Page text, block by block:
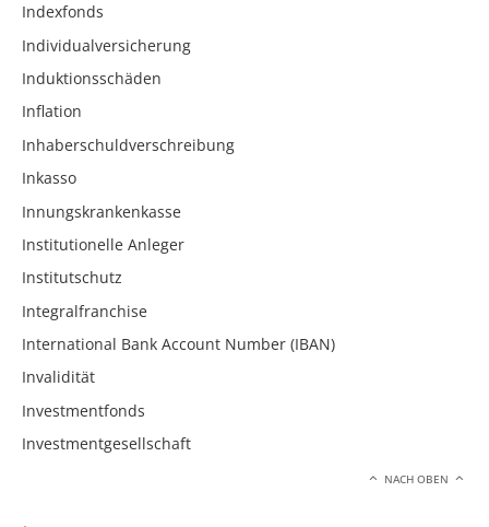
Indexfonds
Individualversicherung
Induktionsschäden
Inflation
Inhaberschuldverschreibung
Inkasso
Innungskrankenkasse
Institutionelle Anleger
Institutschutz
Integralfranchise
International Bank Account Number (IBAN)
Invalidität
Investmentfonds
Investmentgesellschaft
NACH OBEN